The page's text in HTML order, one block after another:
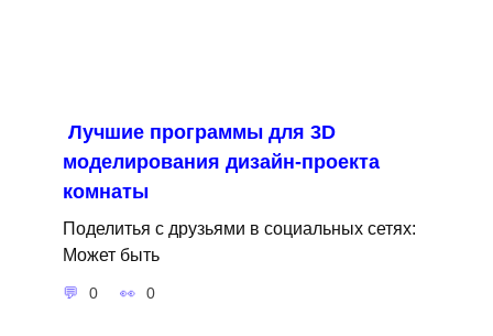
Лучшие программы для 3D
моделирования дизайн-проекта
комнаты
Поделитья с друзьями в социальных сетях:
Может быть
0 0